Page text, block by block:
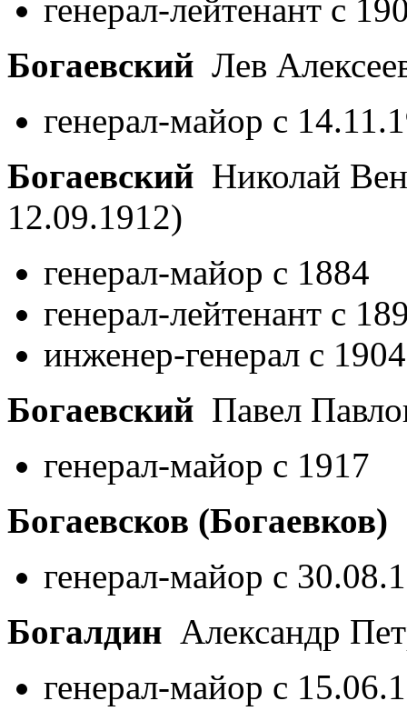
генерал-лейтенант с
Богаевский Лев
генерал-майор с
Богаевский Николай
12.09.1912)
генерал-майор с 1884
генерал-лейтенант с
инженер-генерал с 1904
Богаевский Павел
генерал-майор с 1917
Богаевсков (Богаевков)
генерал-майор с
Богалдин Александр
генерал-майор с